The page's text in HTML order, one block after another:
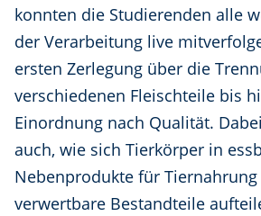
konnten die Studierenden alle
der Verarbeitung live
ersten Zerlegung über die
verschiedenen Fleischteile bis
Einordnung nach Qualität.
auch, wie sich Tierkörper in
Nebenprodukte für
verwertbare Bestandteile